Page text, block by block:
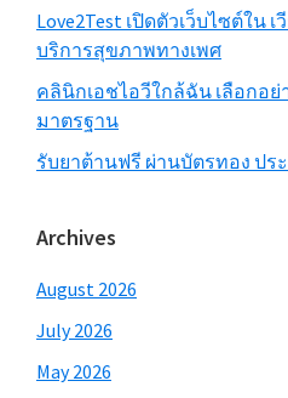
Love2Test เปิดตัวเว็บไซต์ใน
บริการสุขภาพทางเพศ
คลินิกเอชไอวีใกล้ฉัน เลือกอย่
มาตรฐาน
รับยาต้านฟรี ผ่านบัตรทอง ป
Archives
August 2026
July 2026
May 2026